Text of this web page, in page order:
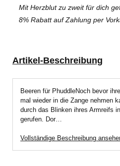
Mit Herzblut zu zweit für dich
8% Rabatt auf Zahlung per
Artikel-Beschreibung
Beeren für PhuddleNoch bevor
mal wieder in die Zange nehmen
durch das Blinken ihres Armreifs
gerufen. Dor…
Vollständige Beschreibung